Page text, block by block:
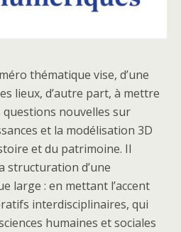
thématique vise, d’une
lieux, d’autre part, à mettre
nouvelles sur
et la modélisation 3D
et du patrimoine. Il
structuration d’une
large : en mettant l’accent
interdisciplinaires, qui
humaines et sociales